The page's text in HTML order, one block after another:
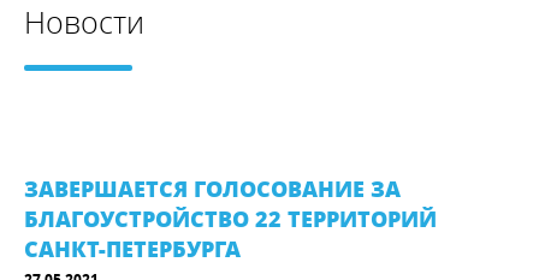
Новости
ЗАВЕРШАЕТСЯ ГОЛОСОВАНИЕ ЗА
БЛАГОУСТРОЙСТВО 22 ТЕРРИТОРИЙ
САНКТ-ПЕТЕРБУРГА